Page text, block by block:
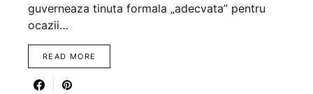
guverneaza tinuta formala „adecvata” pentru
ocazii…
READ MORE